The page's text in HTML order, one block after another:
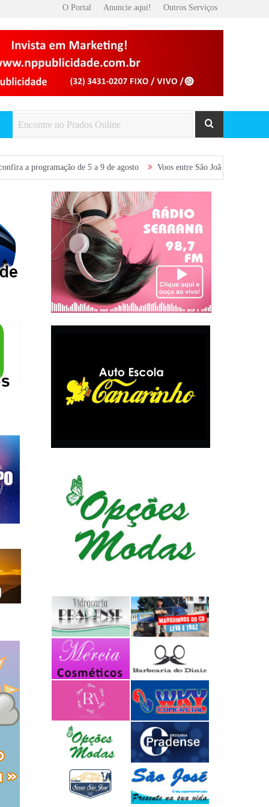
O Portal Anuncie aqui! Outros Serviços
de 5 a 9 de agosto Voos entre São João del-Rei e Belo Horizonte